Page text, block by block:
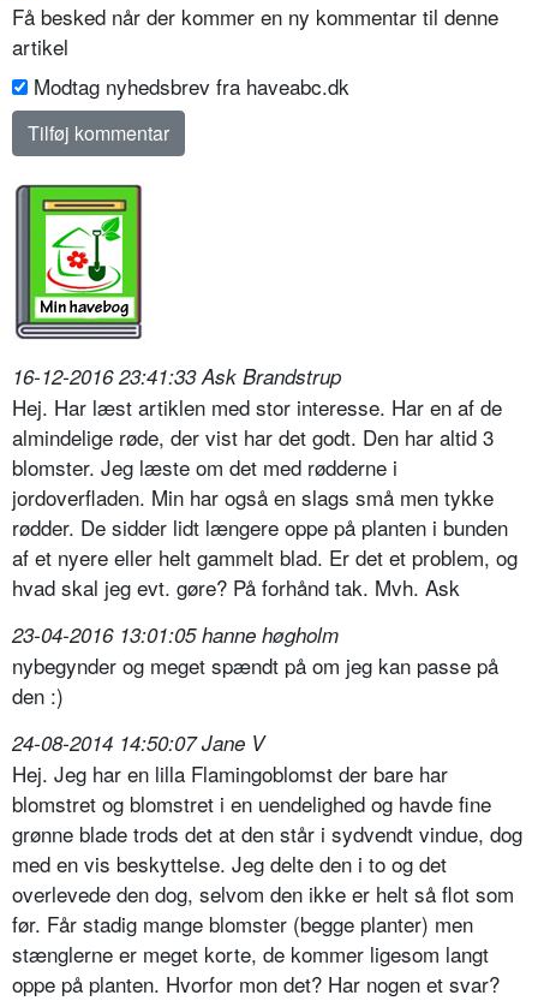
Få besked når der kommer en ny kommentar til denne
artikel
Modtag nyhedsbrev fra haveabc.dk
16-12-2016 23:41:33 Ask Brandstrup
Hej. Har læst artiklen med stor interesse. Har en af de
almindelige røde, der vist har det godt. Den har altid 3
blomster. Jeg læste om det med rødderne i
jordoverfladen. Min har også en slags små men tykke
rødder. De sidder lidt længere oppe på planten i bunden
af et nyere eller helt gammelt blad. Er det et problem, og
hvad skal jeg evt. gøre? På forhånd tak. Mvh. Ask
23-04-2016 13:01:05 hanne høgholm
nybegynder og meget spændt på om jeg kan passe på
den :)
24-08-2014 14:50:07 Jane V
Hej. Jeg har en lilla Flamingoblomst der bare har
blomstret og blomstret i en uendelighed og havde fine
grønne blade trods det at den står i sydvendt vindue, dog
med en vis beskyttelse. Jeg delte den i to og det
overlevede den dog, selvom den ikke er helt så flot som
før. Får stadig mange blomster (begge planter) men
stænglerne er meget korte, de kommer ligesom langt
oppe på planten. Hvorfor mon det? Har nogen et svar?